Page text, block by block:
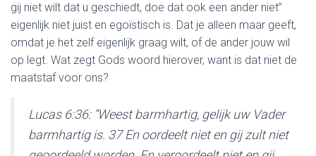
gij niet wilt dat u geschiedt, doe dat ook een ander niet”
eigenlijk niet juist en egoïstisch is. Dat je alleen maar geeft,
omdat je het zelf eigenlijk graag wilt, of de ander jouw wil
op legt. Wat zegt Gods woord hierover, want is dat niet de
maatstaf voor ons?
Lucas 6:36: “Weest barmhartig, gelijk uw Vader
barmhartig is. 37 En oordeelt niet en gij zult niet